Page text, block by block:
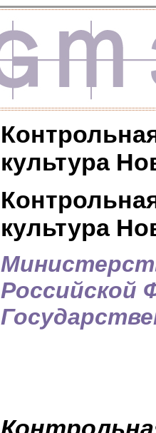
культура
культура
Российской